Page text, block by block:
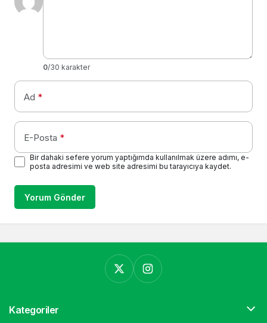
0/30 karakter
Ad *
E-Posta *
Bir dahaki sefere yorum yaptığımda kullanılmak üzere adımı, e-
posta adresimi ve web site adresimi bu tarayıcıya kaydet.
Yorum Gönder
Kategoriler